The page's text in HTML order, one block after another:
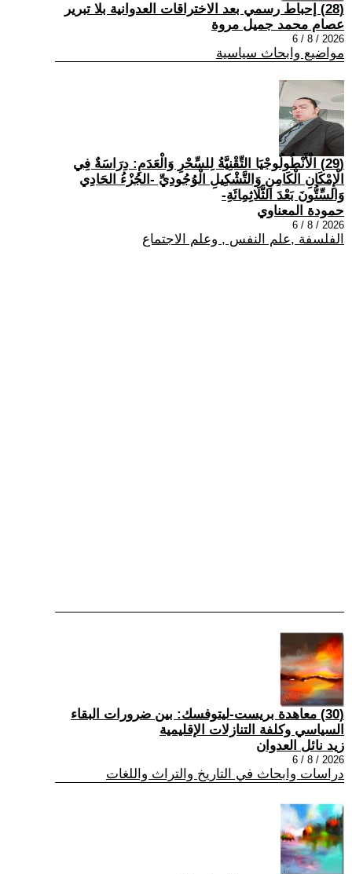
(28) إحباط رسمي بعد الاختراقات العدوانية بلا تبرير
عصام محمد جميل مروة
2026 / 8 / 6
مواضيع وابحاث سياسية
(29) الْأَنْطُولُوجْيَا التِّقْنِيَّةُ لِلسِّحْرِ وَالْعَدَمِ: دِرَاسَةٌ فِي
الْإِمْكَانِ الْكَامِنِ وَالتَّشْكِيلِ الْوُجُودِيِّ -الجُزْءُ الحَادِي
وَالسِّتُّونَ بَعْدَ الثَّلَاثِمِائَةِ-
حمودة المعناوي
2026 / 8 / 6
الفلسفة ,علم النفس , وعلم الاجتماع
(30) معاهدة بريست-ليتوفسك: بين ضرورات البقاء
السياسي وكلفة التنازلات الإقليمية
زيد نائل العدوان
2026 / 8 / 6
دراسات وابحاث في التاريخ والتراث واللغات